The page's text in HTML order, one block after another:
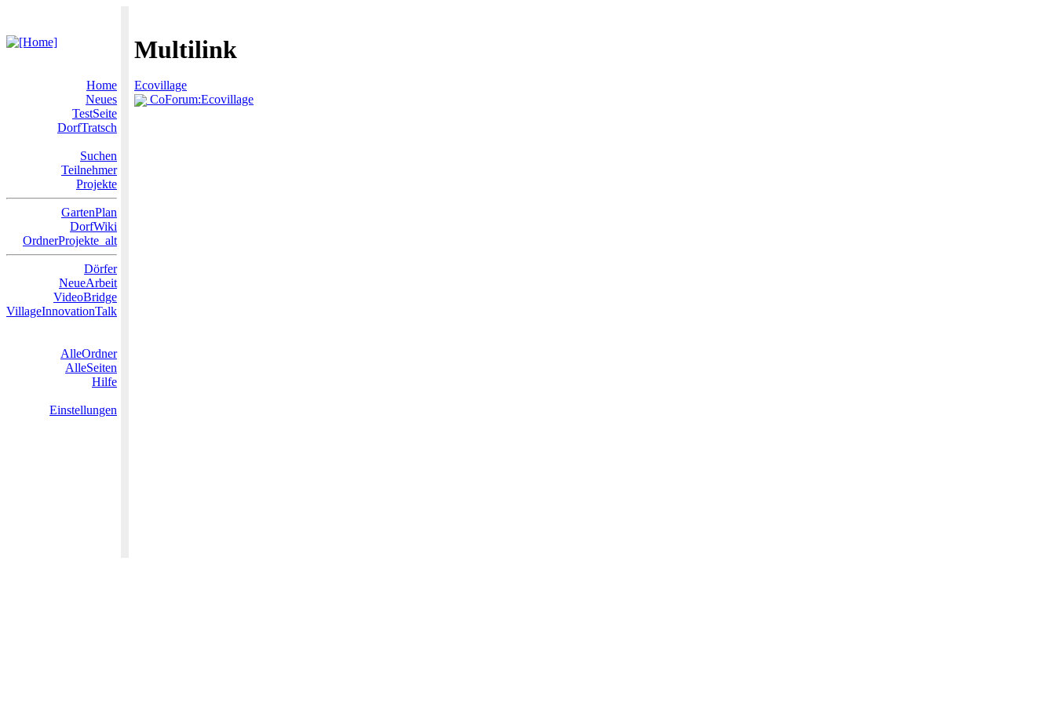
Multilink
Home
Neues
TestSeite
DorfTratsch
Suchen
Teilnehmer
Projekte
GartenPlan
DorfWiki
OrdnerProjekte_alt
Dörfer
NeueArbeit
VideoBridge
VillageInnovationTalk
AlleOrdner
AlleSeiten
Hilfe
Einstellungen
Ecovillage
CoForum:Ecovillage